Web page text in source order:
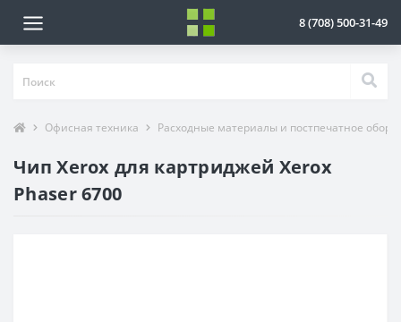
8 (708) 500-31-49
Офисная техника Расходные материалы и постпечатное
Чип Xerox для картриджей Xerox
Phaser 6700